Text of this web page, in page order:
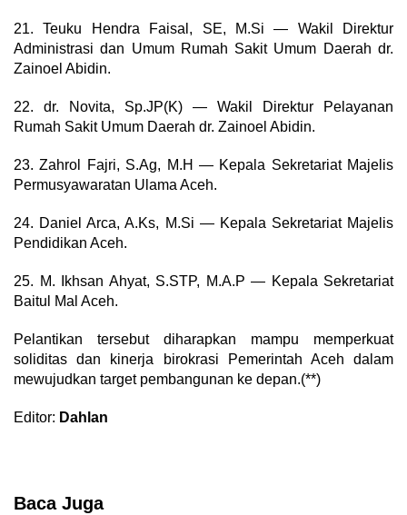
21. Teuku Hendra Faisal, SE, M.Si — Wakil Direktur
Administrasi dan Umum Rumah Sakit Umum Daerah dr.
Zainoel Abidin.
22. dr. Novita, Sp.JP(K) — Wakil Direktur Pelayanan
Rumah Sakit Umum Daerah dr. Zainoel Abidin.
23. Zahrol Fajri, S.Ag, M.H — Kepala Sekretariat Majelis
Permusyawaratan Ulama Aceh.
24. Daniel Arca, A.Ks, M.Si — Kepala Sekretariat Majelis
Pendidikan Aceh.
25. M. Ikhsan Ahyat, S.STP, M.A.P — Kepala Sekretariat
Baitul Mal Aceh.
Pelantikan tersebut diharapkan mampu memperkuat
soliditas dan kinerja birokrasi Pemerintah Aceh dalam
mewujudkan target pembangunan ke depan.(**)
Editor: Dahlan
Baca Juga